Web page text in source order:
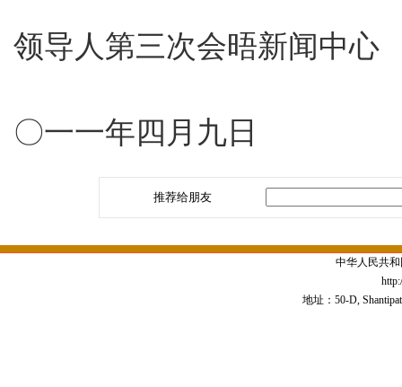
领导人第三次会晤新闻中心
〇一一年四月九日
推荐给朋友
中华人民共
地址：50-D,